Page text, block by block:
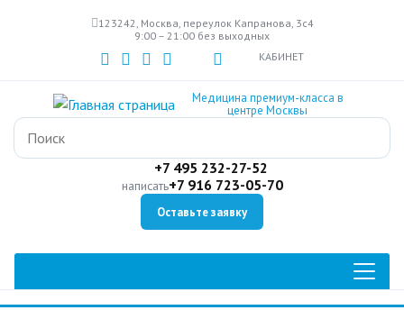
к
основному
содержанию
123242, Москва, переулок Капранова, 3с4
9:00 – 21:00 без выходных
КАБИНЕТ
Медицина премиум-класса в
центре Москвы
+7 495 232-27-52
написать+7 916 723-05-70
Оставьте заявку